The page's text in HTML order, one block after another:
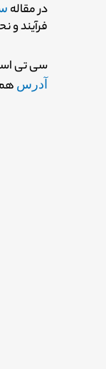
در مقاله
فرآیند
سی تی
آدرس